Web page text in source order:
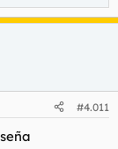
#4.011